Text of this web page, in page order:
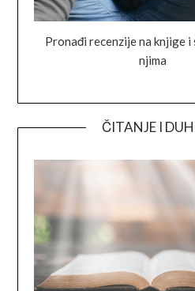
Pronađi recenzije na knjige i
njima
ČITANJE I